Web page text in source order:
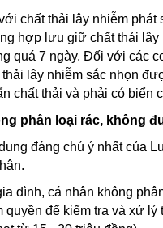
chất thải lây nhiễm phát
hợp lưu giữ chất thải lây
quá 7 ngày. Đối với các
thải lây nhiễm sắc nhọn
chất thải và phải có biển
phân loại rác, không
đáng chú ý nhất của
đình, cá nhân không
quyền để kiểm tra và xử